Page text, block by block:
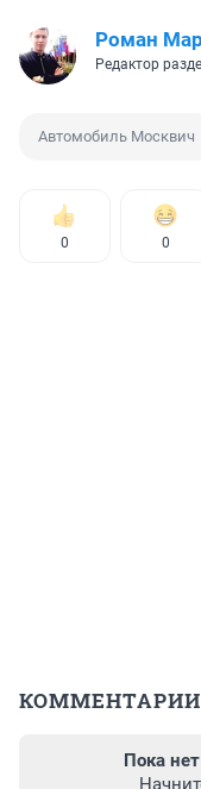
Роман
Редактор
Автомобиль Москвич
0 0
КОММЕНТАРИИ
Пока